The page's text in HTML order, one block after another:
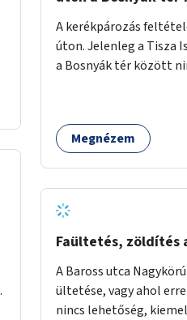
A kerékpározás
úton. Jelenleg a Tisza
a Bosnyák tér között
Megnézem
Faültetés, zöldítés
A Baross utca
ültetése, vagy ahol
nincs lehetőség,